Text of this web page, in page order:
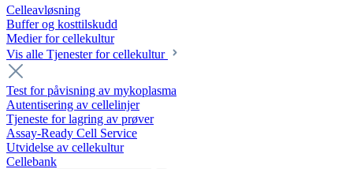
Celleavløsning
Buffer og kosttilskudd
Medier for cellekultur
Vis alle Tjenester for cellekultur
Test for påvisning av mykoplasma
Autentisering av cellelinjer
Tjeneste for lagring av prøver
Assay-Ready Cell Service
Utvidelse av cellekultur
Cellebank